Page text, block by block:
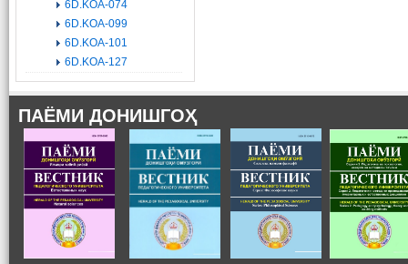
6D.KOA-074
6D.KOA-099
6D.KOA-101
6D.KOA-127
ПАЁМИ ДОНИШГОҲ